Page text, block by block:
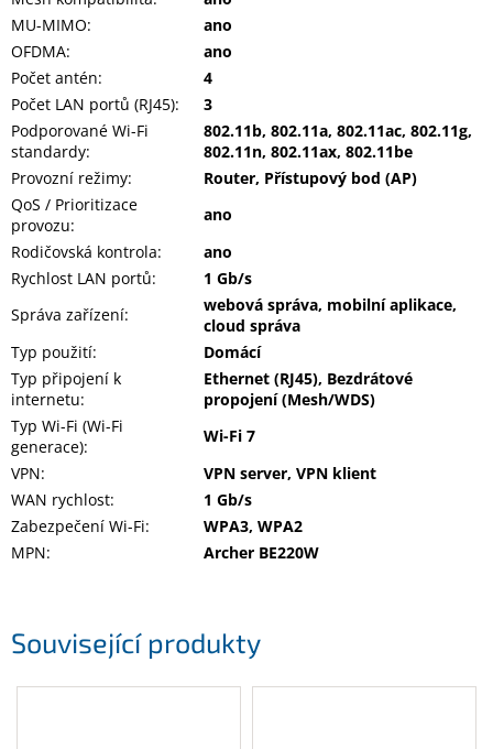
Související produkty
MU-MIMO:
ano
OFDMA:
ano
Počet antén:
4
Počet LAN portů (RJ45):
3
Podporované Wi-Fi
standardy:
802.11b, 802.11a, 802.11ac, 802.11g,
802.11n, 802.11ax, 802.11be
Provozní režimy:
Router, Přístupový bod (AP)
QoS / Prioritizace
provozu:
ano
Rodičovská kontrola:
ano
Rychlost LAN portů:
1 Gb/s
Správa zařízení:
webová správa, mobilní aplikace,
cloud správa
Typ použití:
Domácí
Typ připojení k
internetu:
Ethernet (RJ45), Bezdrátové
propojení (Mesh/WDS)
Typ Wi-Fi (Wi-Fi
generace):
Wi-Fi 7
VPN:
VPN server, VPN klient
WAN rychlost:
1 Gb/s
Zabezpečení Wi-Fi:
WPA3, WPA2
MPN: Archer BE220W